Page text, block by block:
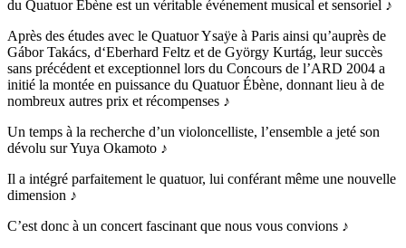
du Quatuor Ebène est un véritable événement musical et sensoriel ♪
Après des études avec le Quatuor Ysaÿe à Paris ainsi qu’auprès de
Gábor Takács, d‘Eberhard Feltz et de György Kurtág, leur succès
sans précédent et exceptionnel lors du Concours de l’ARD 2004 a
initié la montée en puissance du Quatuor Ébène, donnant lieu à de
nombreux autres prix et récompenses ♪
Un temps à la recherche d’un violoncelliste, l’ensemble a jeté son
dévolu sur Yuya Okamoto ♪
Il a intégré parfaitement le quatuor, lui conférant même une nouvelle
dimension ♪
C’est donc à un concert fascinant que nous vous convions ♪